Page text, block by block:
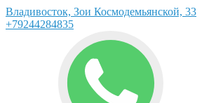
Владивосток, Зои Космодемьянской, 33
+79244284835